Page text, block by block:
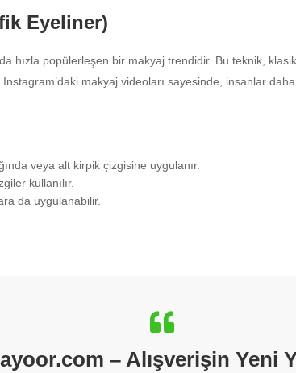
Eyeliner)
hızla popülerleşen bir makyaj trendidir. Bu teknik,
makyaj videoları sayesinde, insanlar
veya alt kirpik çizgisine uygulanır.
kullanılır.
da uygulanabilir.
– Alışverişin Yeni